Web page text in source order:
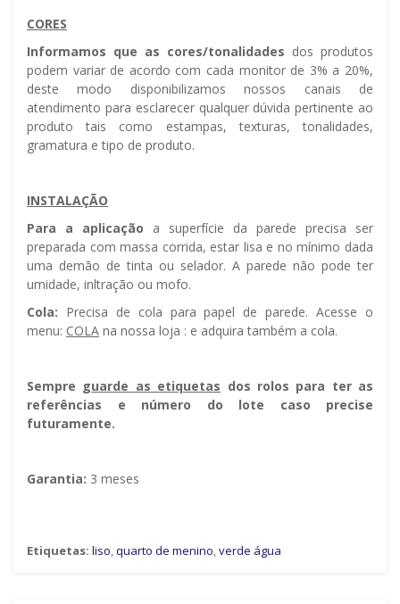
CORES
Informamos que as cores/tonalidades dos produtos
podem variar de acordo com cada monitor de 3% a 20%,
deste modo disponibilizamos nossos canais de
atendimento para esclarecer qualquer dúvida pertinente ao
produto tais como estampas, texturas, tonalidades,
gramatura e tipo de produto.
INSTALAÇÃO
Para a aplicação a superfície da parede precisa ser
preparada com massa corrida, estar lisa e no mínimo dada
uma demão de tinta ou selador. A parede não pode ter
umidade, infiltração ou mofo.
Cola: Precisa de cola para papel de parede. Acesse o
menu: COLA na nossa loja : e adquira também a cola.
Sempre guarde as etiquetas dos rolos para ter as
referências e número do lote caso precise
futuramente.
Garantia: 3 meses
Etiquetas: liso,quarto de menino,verde água